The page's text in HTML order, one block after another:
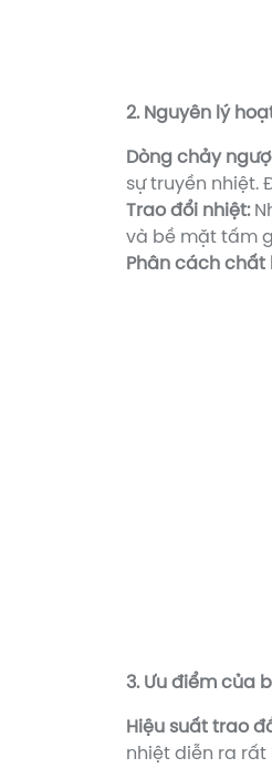
2. Nguyên lý
Dòng chảy
sự truyền nhiệt.
Trao đổi nhiệt:
và bề mặt tấm
Phân cách chất
3. Ưu điểm của
Hiệu suất trao
nhiệt diễn ra rất